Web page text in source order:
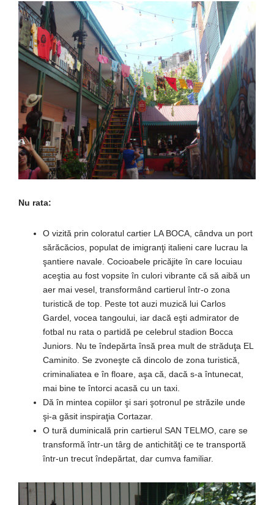
Nu rata:
O vizită prin coloratul cartier LA BOCA, cândva un port
sărăcăcios, populat de imigranţi italieni care lucrau la
şantiere navale. Cocioabele pricăjite în care locuiau
aceştia au fost vopsite în culori vibrante că să aibă un
aer mai vesel, transformând cartierul într-o zona
turistică de top. Peste tot auzi muzică lui Carlos
Gardel, vocea tangoului, iar dacă eşti admirator de
fotbal nu rata o partidă pe celebrul stadion Bocca
Juniors. Nu te îndepărta însă prea mult de străduţa EL
Caminito. Se zvoneşte că dincolo de zona turistică,
criminaliatea e în floare, aşa că, dacă s-a întunecat,
mai bine te întorci acasă cu un taxi.
Dă în mintea copiilor şi sari şotronul pe străzile unde
şi-a găsit inspiraţia Cortazar.
O tură duminicală prin cartierul SAN TELMO, care se
transformă într-un târg de antichităţi ce te transportă
într-un trecut îndepărtat, dar cumva familiar.